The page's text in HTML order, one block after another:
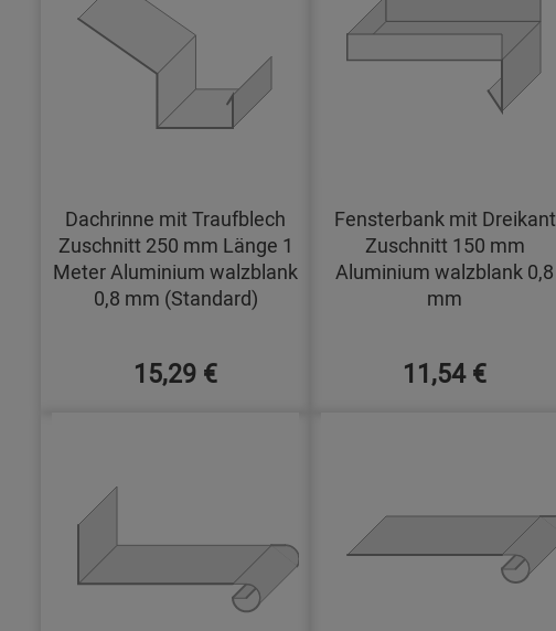
Dachrinne mit Traufblech
Zuschnitt 250 mm Länge 1
Meter Aluminium walzblank
0,8 mm (Standard)
15,29 €
Fensterbank mit Dreikant
Zuschnitt 150 mm
Aluminium walzblank 0,8
mm
11,54 €